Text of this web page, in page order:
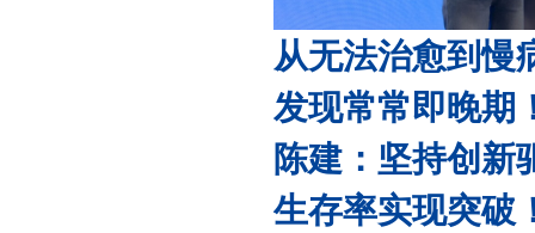
从无法治愈到慢
发现常常即晚期
陈建：坚持创新
生存率实现突破